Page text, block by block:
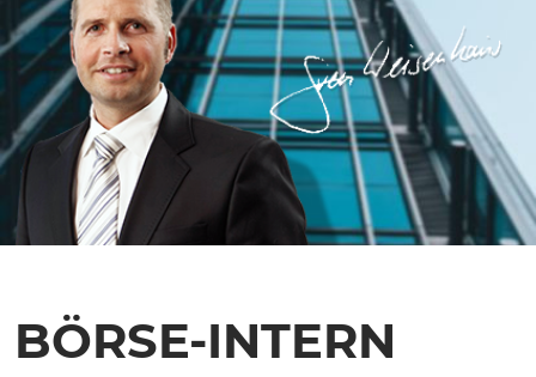
BÖRSE-INTERN